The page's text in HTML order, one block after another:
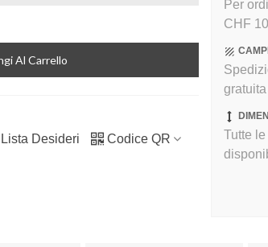
Al Carrello
Lista Desideri Codice QR
Per
CHF
gratuita
Tutte